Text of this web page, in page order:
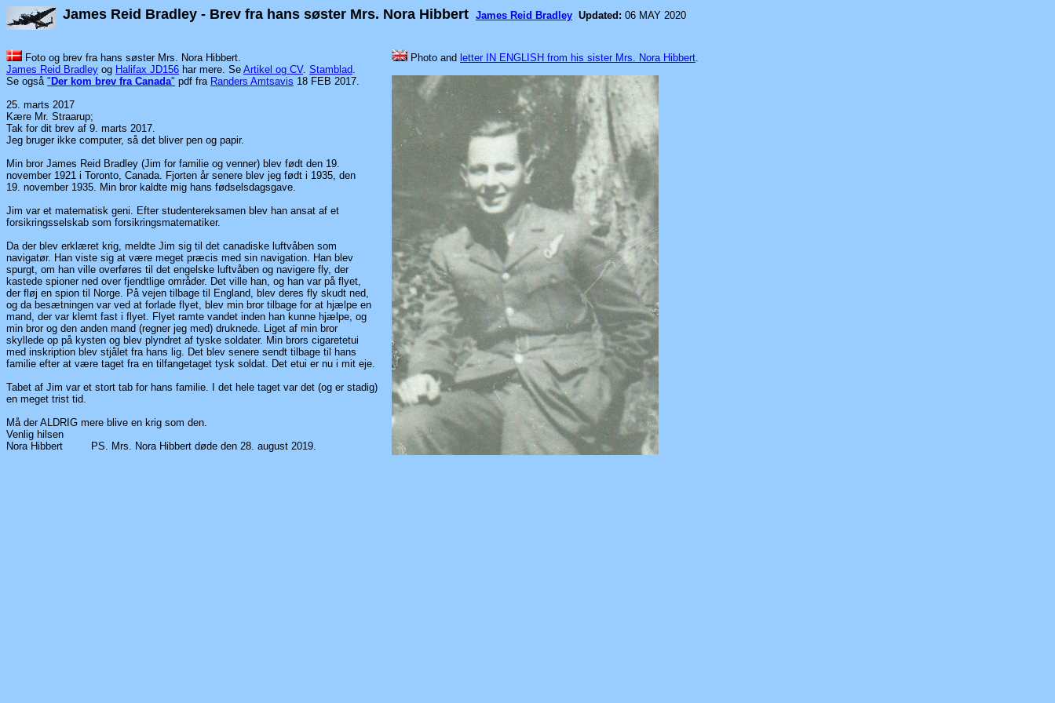
James Reid Bradley - Brev fra hans søster Mrs. Nora Hibbert James Reid Bradley Updated: 06 MAY 2020
Foto og brev fra hans søster Mrs. Nora Hibbert.
James Reid Bradley og Halifax JD156 har mere. Se Artikel og CV. Stamblad.
Se også " Der kom brev fra Canada" pdf fra Randers Amtsavis 18 FEB 2017.
25. marts 2017
Kære Mr. Straarup;
Tak for dit brev af 9. marts 2017.
Jeg bruger ikke computer, så det bliver pen og papir.
Min bror James Reid Bradley (Jim for familie og venner) blev født den 19.
november 1921 i Toronto, Canada. Fjorten år senere blev jeg født i 1935, den
19. november 1935. Min bror kaldte mig hans fødselsdagsgave.
Jim var et matematisk geni. Efter studentereksamen blev han ansat af et
forsikringsselskab som forsikringsmatematiker.
Da der blev erklæret krig, meldte Jim sig til det canadiske luftvåben som
navigatør. Han viste sig at være meget præcis med sin navigation. Han blev
spurgt, om han ville overføres til det engelske luftvåben og navigere fly, der
kastede spioner ned over fjendtlige områder. Det ville han, og han var på flyet,
der fløj en spion til Norge. På vejen tilbage til England, blev deres fly skudt ned,
og da besætningen var ved at forlade flyet, blev min bror tilbage for at hjælpe en
mand, der var klemt fast i flyet. Flyet ramte vandet inden han kunne hjælpe, og
min bror og den anden mand (regner jeg med) druknede. Liget af min bror
skyllede op på kysten og blev plyndret af tyske soldater. Min brors cigaretetui
med inskription blev stjålet fra hans lig. Det blev senere sendt tilbage til hans
familie efter at være taget fra en tilfangetaget tysk soldat. Det etui er nu i mit eje.
Tabet af Jim var et stort tab for hans familie. I det hele taget var det (og er stadig)
en meget trist tid.
Må der ALDRIG mere blive en krig som den.
Venlig hilsen
Nora Hibbert
PS. Mrs. Nora Hibbert døde den 28. august 2019.
Photo and letter IN ENGLISH from his sister Mrs. Nora Hibbert.